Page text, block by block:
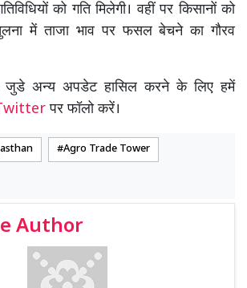
को गति मिलेगी। वहीं पर किसानों को
में ताजा भाव पर फसल बेचने का गौरव
अन्य अपडेट हासिल करने के लिए हमें
पर फॉलो करें।
Agro Trade Tower
Author